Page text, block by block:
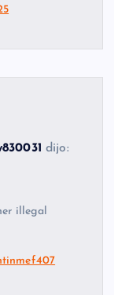
dijo:
illegal